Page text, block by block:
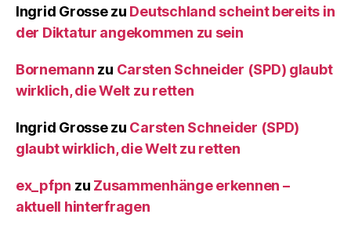
Ingrid Grossezu Deutschland scheint bereits in
der Diktatur angekommen zu sein
Bornemann zu Carsten Schneider (SPD) glaubt
wirklich, die Welt zu retten
Ingrid Grossezu Carsten Schneider (SPD)
glaubt wirklich, die Welt zu retten
ex_pfpn zu Zusammenhänge erkennen –
aktuell hinterfragen